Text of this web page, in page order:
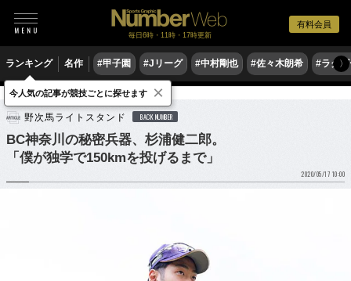
有料会員
毎日6時・11時・17時更新
ランキング 名作 #甲子園 #Jリーグ #中村剛也 #佐々木朗希 #ラグ〉
野球 プロ野球 ドラフト会議
野次馬ライトスタンド BACK NUMBER
BC神奈川の秘密兵器、杉浦健二郎。
「僕が独学で150kmを投げるまで」
2020/05/17 10:00
今人気の記事が競技ごとに探せます ×